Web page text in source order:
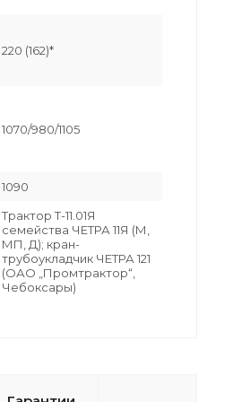
220 (162)*
1070/980/1105
1090
Трактор Т-11.01Я
семейства ЧЕТРА 11Я (М,
МП, Д); кран-
трубоукладчик ЧЕТРА 121
(ОАО „Промтрактор“,
Чебоксары)